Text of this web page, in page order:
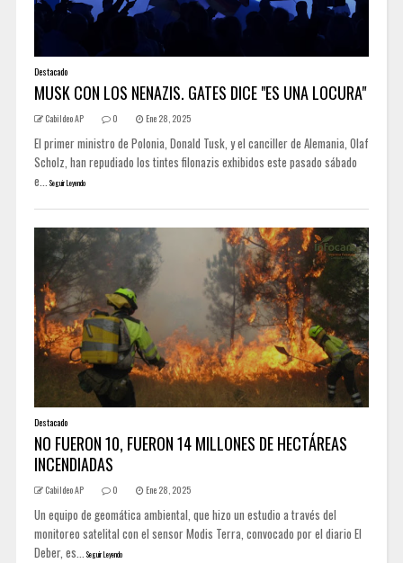
Destacado
MUSK CON LOS NENAZIS. GATES DICE "ES UNA LOCURA"
Cabildeo AP 0 Ene 28, 2025
El primer ministro de Polonia, Donald Tusk, y el canciller de Alemania, Olaf
Scholz, han repudiado los tintes filonazis exhibidos este pasado sábado
e... Seguir Leyendo
Destacado
NO FUERON 10, FUERON 14 MILLONES DE HECTÁREAS
INCENDIADAS
Cabildeo AP 0 Ene 28, 2025
Un equipo de geomática ambiental, que hizo un estudio a través del
monitoreo satelital con el sensor Modis Terra, convocado por el diario El
Deber, es... Seguir Leyendo